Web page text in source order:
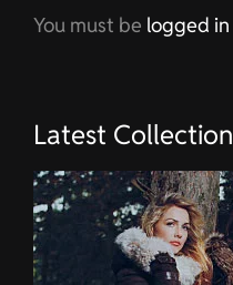
You must be logged in
Latest Collection